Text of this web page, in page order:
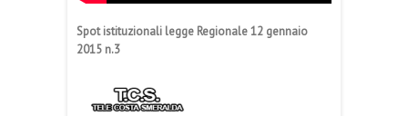
Spot istituzionali legge Regionale 12 gennaio
2015 n.3